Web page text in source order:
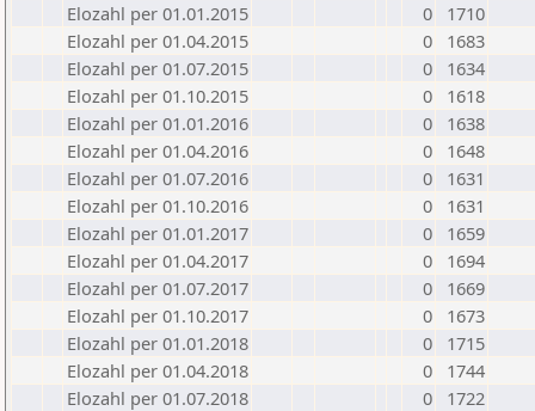
Elozahl per 01.01.2015
0
1710
Elozahl per 01.04.2015
0
1683
Elozahl per 01.07.2015
0
1634
Elozahl per 01.10.2015
0
1618
Elozahl per 01.01.2016
0
1638
Elozahl per 01.04.2016
0
1648
Elozahl per 01.07.2016
0
1631
Elozahl per 01.10.2016
0
1631
Elozahl per 01.01.2017
0
1659
Elozahl per 01.04.2017
0
1694
Elozahl per 01.07.2017
0
1669
Elozahl per 01.10.2017
0
1673
Elozahl per 01.01.2018
0
1715
Elozahl per 01.04.2018
0
1744
Elozahl per 01.07.2018
0
1722